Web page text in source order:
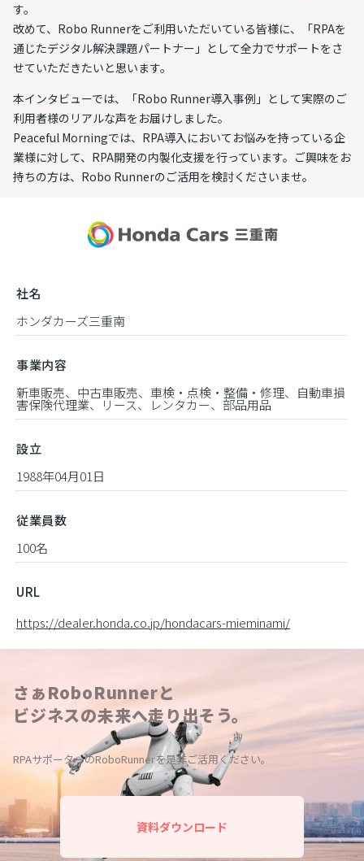
す。
改めて、Robo Runnerをご利用いただいている皆様に、「RPAを
通じたデジタル解決課題パートナー」として全力でサポートをさ
せていただきたいと思います。
本インタビューでは、「Robo Runner導入事例」として実際のご
利用者様のリアルな声をお届けしました。
Peaceful Morningでは、RPA導入においてお悩みを持っている企
業様に対して、RPA開発の内製化支援を行っています。ご興味をお
持ちの方は、Robo Runnerのご活用を検討くださいませ。
社名
ホンダカーズ三重南
事業内容
新車販売、中古車販売、車検・点検・整備・修理、自動車損
害保険代理業、リース、レンタカー、部品用品
設立
1988年04月01日
従業員数
100名
URL
https://dealer.honda.co.jp/hondacars-mieminami/
さぁRoboRunnerと
ビジネスの未来へ走り出そう。
RPAサポーターのRoboRunnerを是非ご活用ください。
資料ダウンロード